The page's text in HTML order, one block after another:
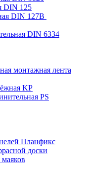
DIN 125
DIN 127B
DIN 6334
монтажная лента
KP
PS
Планфикс
доски